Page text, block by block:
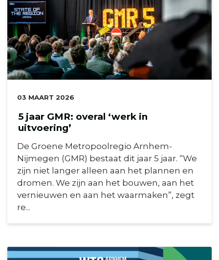
DATUM:
03 MAART 2026
5 jaar GMR: overal ‘werk in
uitvoering’
De Groene Metropoolregio Arnhem-
Nijmegen (GMR) bestaat dit jaar 5 jaar. “We
zijn niet langer alleen aan het plannen en
dromen. We zijn aan het bouwen, aan het
vernieuwen en aan het waarmaken”, zegt
re...